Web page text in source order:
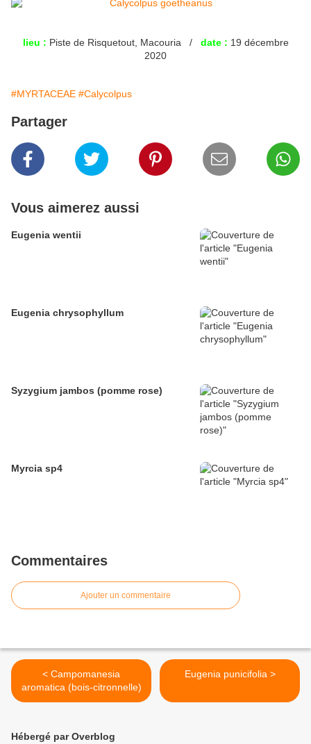
lieu : Piste de Risquetout, Macouria / date : 19 décembre
2020
#MYRTACEAE #Calycolpus
Partager
Vous aimerez aussi
Eugenia wentii
Eugenia chrysophyllum
Syzygium jambos (pomme rose)
Myrcia sp4
Commentaires
Ajouter un commentaire
< Campomanesia
aromatica (bois-citronnelle)
Eugenia punicifolia >
Hébergé par Overblog